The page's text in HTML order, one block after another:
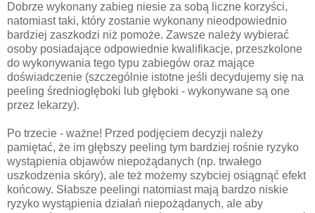
Dobrze wykonany zabieg niesie za sobą liczne korzyści,
natomiast taki, który zostanie wykonany nieodpowiednio
bardziej zaszkodzi niż pomoże. Zawsze należy wybierać
osoby posiadające odpowiednie kwalifikacje, przeszkolone
do wykonywania tego typu zabiegów oraz mające
doświadczenie (szczególnie istotne jeśli decydujemy się na
peeling średniogłęboki lub głęboki - wykonywane są one
przez lekarzy).
Po trzecie - ważne! Przed podjęciem decyzji należy
pamiętać, że im głębszy peeling tym bardziej rośnie ryzyko
wystąpienia objawów niepożądanych (np. trwałego
uszkodzenia skóry), ale też możemy szybciej osiągnąć efekt
końcowy. Słabsze peelingi natomiast mają bardzo niskie
ryzyko wystąpienia działań niepożądanych, ale aby